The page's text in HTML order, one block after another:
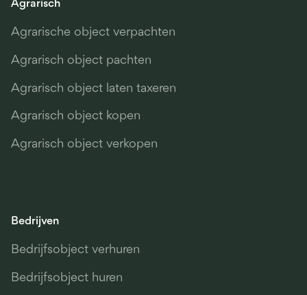
Agrarisch
Agrarische object verpachten
Agrarisch object pachten
Agrarisch object laten taxeren
Agrarisch object kopen
Agrarisch object verkopen
Bedrijven
Bedrijfsobject verhuren
Bedrijfsobject huren